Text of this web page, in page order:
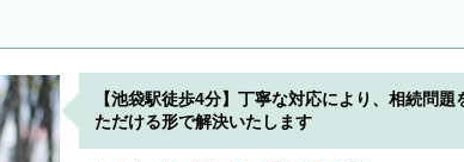
【池袋駅徒歩4分】丁寧な対応により、相続問題
ただける形で解決いたします